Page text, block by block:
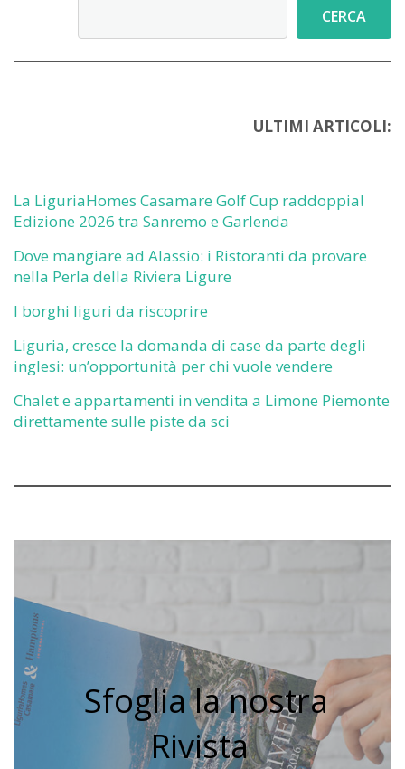
CERCA
ULTIMI ARTICOLI:
La LiguriaHomes Casamare Golf Cup raddoppia!
Edizione 2026 tra Sanremo e Garlenda
Dove mangiare ad Alassio: i Ristoranti da provare
nella Perla della Riviera Ligure
I borghi liguri da riscoprire
Liguria, cresce la domanda di case da parte degli
inglesi: un’opportunità per chi vuole vendere
Chalet e appartamenti in vendita a Limone Piemonte
direttamente sulle piste da sci
Sfoglia la nostra
Rivista